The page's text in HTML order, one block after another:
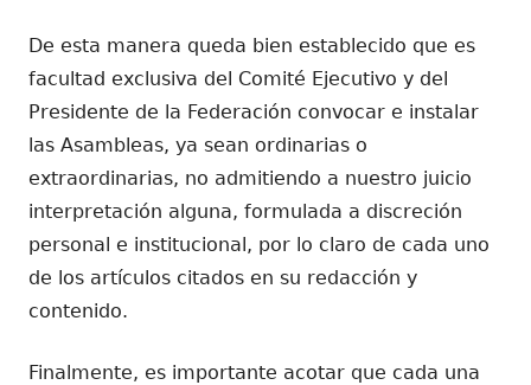
De esta manera queda bien establecido que es
facultad exclusiva del Comité Ejecutivo y del
Presidente de la Federación convocar e instalar
las Asambleas, ya sean ordinarias o
extraordinarias, no admitiendo a nuestro juicio
interpretación alguna, formulada a discreción
personal e institucional, por lo claro de cada uno
de los artículos citados en su redacción y
contenido.
Finalmente, es importante acotar que cada una